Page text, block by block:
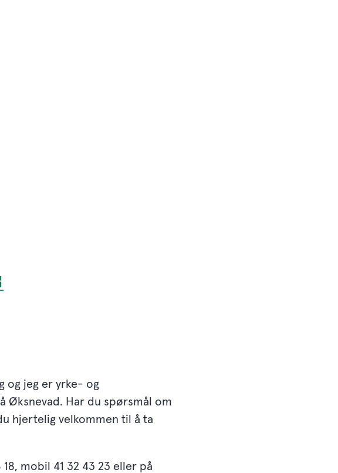
og jeg er yrke- og
Øksnevad. Har du spørsmål om
hjertelig velkommen til å ta
18, mobil 41 32 43 23 eller på